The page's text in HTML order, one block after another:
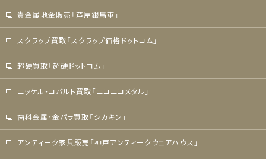
貴金属地金販売「芦屋銀馬車」
スクラップ買取「スクラップ価格ドットコム」
超硬買取「超硬ドットコム」
ニッケル・コバルト買取「ニコニコメタル」
歯科金属・金パラ買取「シカキン」
アンティーク家具販売「神戸アンティークウェアハウス」